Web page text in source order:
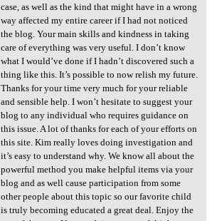
case, as well as the kind that might have in a wrong
way affected my entire career if I had not noticed
the blog. Your main skills and kindness in taking
care of everything was very useful. I don’t know
what I would’ve done if I hadn’t discovered such a
thing like this. It’s possible to now relish my future.
Thanks for your time very much for your reliable
and sensible help. I won’t hesitate to suggest your
blog to any individual who requires guidance on
this issue. A lot of thanks for each of your efforts on
this site. Kim really loves doing investigation and
it’s easy to understand why. We know all about the
powerful method you make helpful items via your
blog and as well cause participation from some
other people about this topic so our favorite child
is truly becoming educated a great deal. Enjoy the